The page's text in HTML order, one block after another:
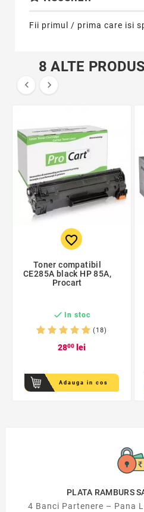
Fii primul / prima care isi
8 ALTE
 
favorite_border
Toner compatibil
CE285A black HP 85A,
Procart
 In stoc
(18)
2800lei
Adauga in cos
PLATA RAMBURS
4 Banci Partenere – Pana